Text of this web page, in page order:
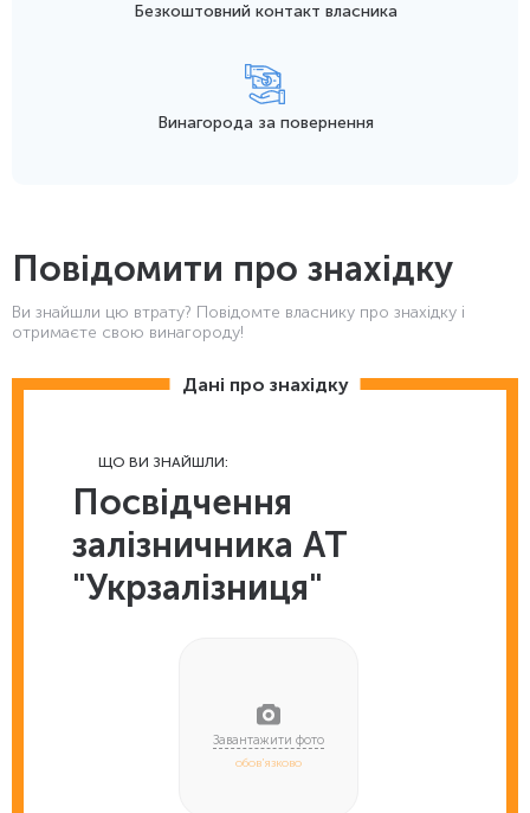
Безкоштовний контакт власника
Винагорода за повернення
Повідомити про знахідку
Ви знайшли цю втрату? Повідомте власнику про знахідку і
отримаєте свою винагороду!
Дані про знахідку
ЩО ВИ ЗНАЙШЛИ:
Посвідчення
залізничника АТ
"Укрзалізниця"
обов'язково